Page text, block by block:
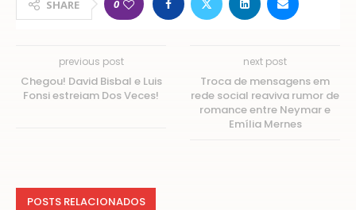
SHARE 0
previous post
Chegou! David Bisbal e Luis
Fonsi estreiam Dos Veces!
next post
Troca de mensagens em
rede social reaviva rumor de
romance entre Neymar e
Emília Mernes
POSTS RELACIONADOS